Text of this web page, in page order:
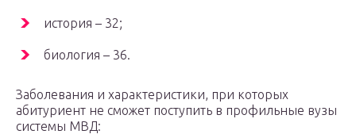
история – 32;
биология – 36.
Заболевания и характеристики, при которых
абитуриент не сможет поступить в профильные вузы
системы МВД: